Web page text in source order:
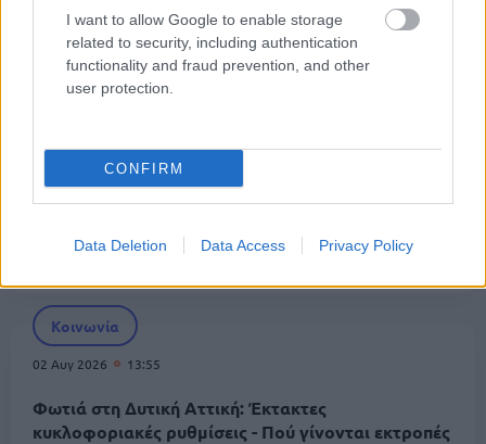
I want to allow Google to enable storage
related to security, including authentication
functionality and fraud prevention, and other
user protection.
CONFIRM
Data Deletion Data Access Privacy Policy
Σύγκρουση ελικοπτέρων στην Ψάθα: Ξεκινά η
προανάκριση, τι εξετάζεται
02 Αυγ 2026 16:49
Κυψέλη: Εξιχνιάστηκε η δολοφονία της
Βρετανίδας που βρέθηκε μέσα σε βαλίτσα -
Συνελήφθη 26χρονος
Κοινωνία
02 Αυγ 2026 13:55
Φωτιά στη Δυτική Αττική: Έκτακτες
κυκλοφοριακές ρυθμίσεις - Πού γίνονται εκτροπές